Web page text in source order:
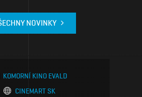
Co se stane, když se
ocitne na začátku zombie
zjistí, že největší problém
ale jejich vlastní životy?
Tahle párty je DEAD režiséra
přináší […]
NOVINKY
KOMORNÍ KINO EVALD
CINEMART SK